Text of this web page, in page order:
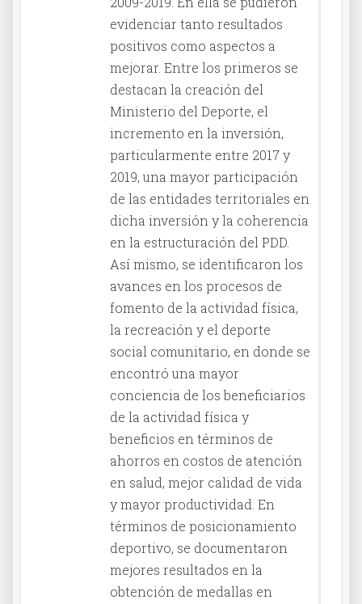
evidenciar tanto resultados
positivos como aspectos a
mejorar. Entre los primeros se
destacan la creación del
Ministerio del Deporte, el
incremento en la inversión,
particularmente entre 2017 y
2019, una mayor participación
de las entidades territoriales en
dicha inversión y la coherencia
en la estructuración del PDD.
Así mismo, se identificaron los
avances en los procesos de
fomento de la actividad física,
la recreación y el deporte
social comunitario, en donde se
encontró una mayor
conciencia de los beneficiarios
de la actividad física y
beneficios en términos de
ahorros en costos de atención
en salud, mejor calidad de vida
y mayor productividad. En
términos de posicionamiento
deportivo, se documentaron
mejores resultados en la
obtención de medallas en